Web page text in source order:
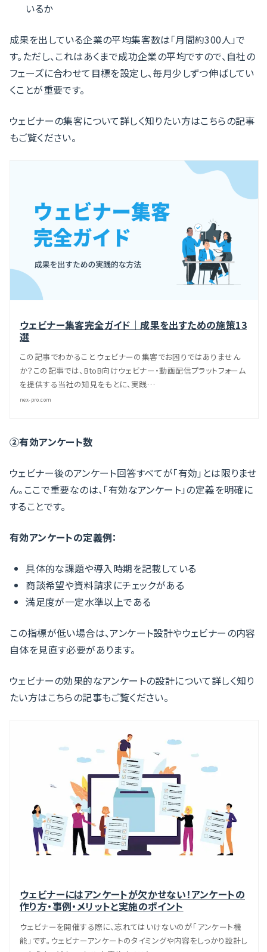
いるか
成果を出している企業の平均集客数は「月間約300人」で
す。ただし、これはあくまで成功企業の平均ですので、自社の
フェーズに合わせて目標を設定し、毎月少しずつ伸ばしてい
くことが重要です。
ウェビナーの集客について詳しく知りたい方はこちらの記事
もご覧ください。
ウェビナー集客完全ガイド｜成果を出すための施策13
選
この記事でわかること ウェビナーの集客でお困りではありません
か？この記事では、BtoB向けウェビナー・動画配信プラットフォーム
を提供する当社の知見をもとに、実践…
nex-pro.com
②有効アンケート数
ウェビナー後のアンケート回答すべてが「有効」とは限りませ
ん。ここで重要なのは、「有効なアンケート」の定義を明確に
することです。
有効アンケートの定義例：
具体的な課題や導入時期を記載している
商談希望や資料請求にチェックがある
満足度が一定水準以上である
この指標が低い場合は、アンケート設計やウェビナーの内容
自体を見直す必要があります。
ウェビナーの効果的なアンケートの設計について詳しく知り
たい方はこちらの記事もご覧ください。
ウェビナーにはアンケートが欠かせない！アンケートの
作り方・事例・メリットと実施のポイント
ウェビナーを開催する際に、忘れてはいけないのが「アンケート機
能」です。ウェビナーアンケートのタイミングや内容をしっかり設計し